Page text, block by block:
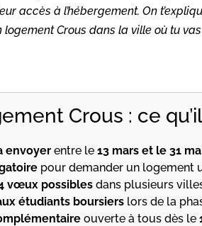
accès à l’hébergement. On
logement Crous dans la ville où tu
Crous : ce
envoyer entre le 13 mars et le 31
pour demander un logement
4 vœux possibles dans plusieurs
étudiants boursiers lors de la
ouverte à tous dès le